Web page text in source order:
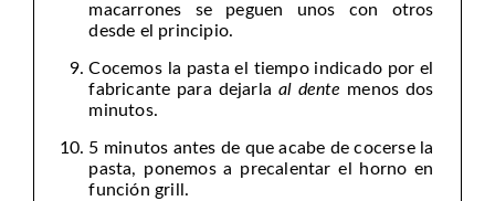
macarrones se peguen unos con otros
desde el principio.
Cocemos la pasta el tiempo indicado por el
fabricante para dejarla al dente menos dos
minutos.
5 minutos antes de que acabe de cocerse la
pasta, ponemos a precalentar el horno en
función grill.